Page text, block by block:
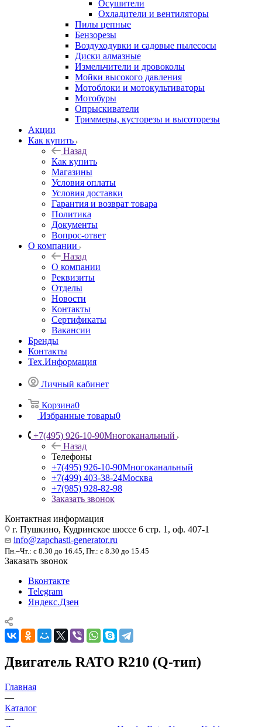
Осушители
Охладители и вентиляторы
Пилы цепные
Бензорезы
Воздуходувки и садовые пылесосы
Диски алмазные
Измельчители и дровоколы
Мойки высокого давления
Мотоблоки и мотокультиваторы
Мотобуры
Опрыскиватели
Триммеры, кусторезы и высоторезы
Акции
Как купить
Назад
Как купить
Магазины
Условия оплаты
Условия доставки
Гарантия и возврат товара
Политика
Документы
Вопрос-ответ
О компании
Назад
О компании
Реквизиты
Отделы
Новости
Контакты
Сертификаты
Вакансии
Бренды
Контакты
Тех.Информация
Личный кабинет
Корзина0
Избранные товары0
+7(495) 926-10-90Многоканальный
Назад
Телефоны
+7(495) 926-10-90Многоканальный
+7(499) 403-38-24Москва
+7(985) 928-82-98
Заказать звонок
Контактная информация
г. Пушкино, Кудринское шоссе 6 стр. 1, оф. 407-1
info@zapchasti-generator.ru
Пн.–Чт.: с 8.30 до 16.45, Пт.: с 8.30 до 15.45
Заказать звонок
Вконтакте
Telegram
Яндекс.Дзен
Двигатель RATO R210 (Q-тип)
Главная
—
Каталог
—